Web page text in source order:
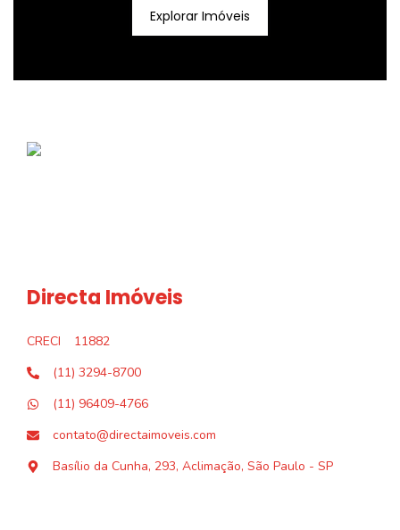
Explorar Imóveis
Directa Imóveis
CRECI
11882
(11) 3294-8700
(11) 96409-4766
contato@directaimoveis.com
Basílio da Cunha, 293, Aclimação, São Paulo - SP